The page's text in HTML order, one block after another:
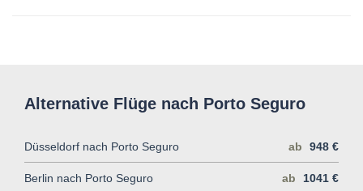
Alternative Flüge nach Porto Seguro
Düsseldorf nach Porto Seguro ab 948 €
Berlin nach Porto Seguro ab 1041 €